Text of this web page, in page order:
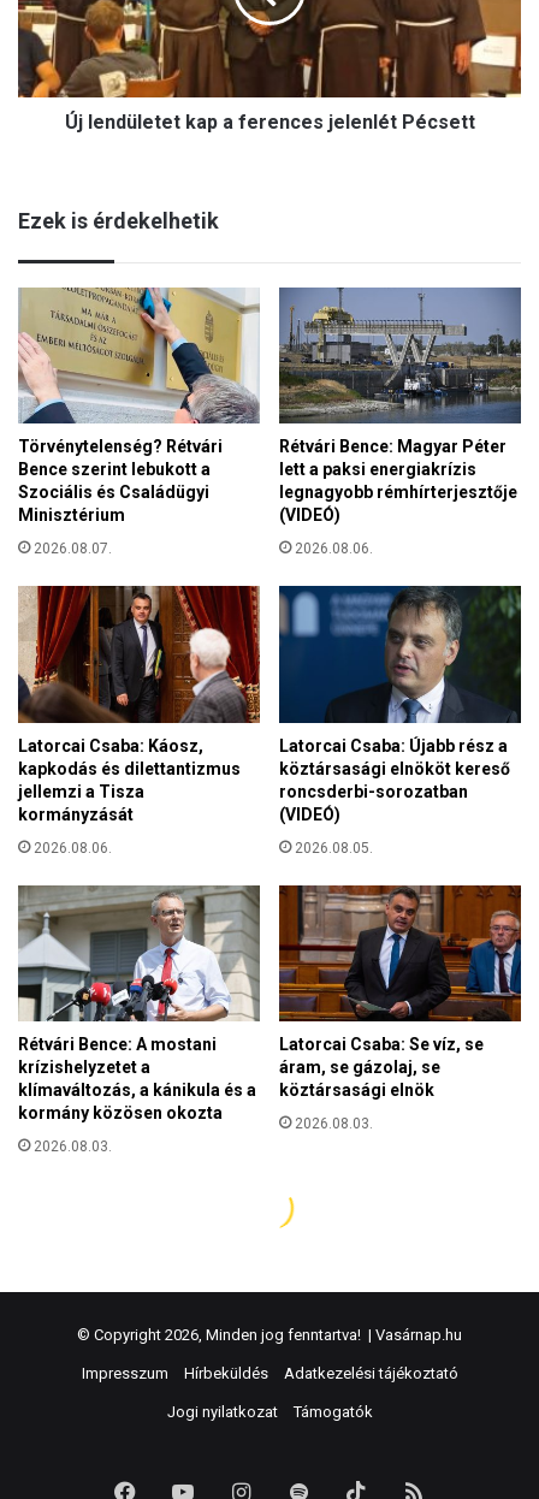
© Copyright 2026, Minden jog fenntartva! | Vasárnap.hu
Impresszum Hírbeküldés Adatkezelési tájékoztató
Jogi nyilatkozat Támogatók
FacebookYouTubeInstagram
Spotify TikTok